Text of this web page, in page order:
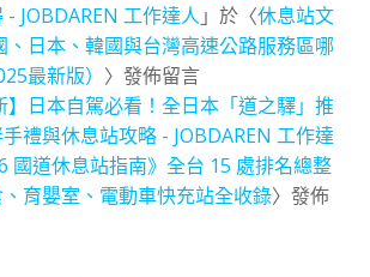
JOBDAREN 工作達人 」於〈休息站文
、日本、韓國與台灣高速公路服務區哪
最新版） 〉發佈留言
】日本自駕必看！全日本「道之驛」推
禮與休息站攻略 - JOBDAREN 工作達
國道休息站指南》全台 15 處排名總整
育嬰室、電動車快充站全收錄〉發佈